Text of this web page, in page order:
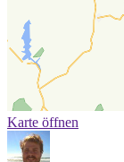
Karte öffnen